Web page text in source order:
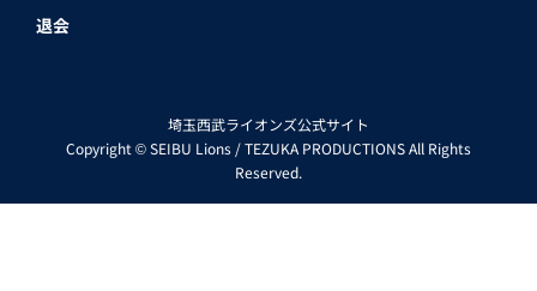
退会
埼玉西武ライオンズ公式サイト
Copyright © SEIBU Lions / TEZUKA PRODUCTIONS All Rights
Reserved.